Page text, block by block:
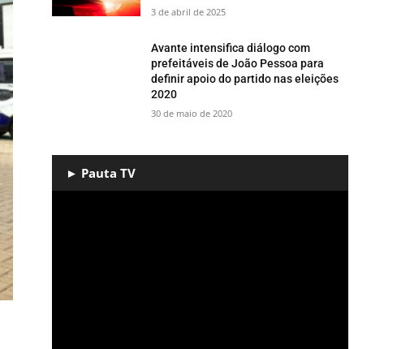
3 de abril de 2025
Avante intensifica diálogo com
prefeitáveis de João Pessoa para
definir apoio do partido nas eleições
2020
30 de maio de 2020
► Pauta TV